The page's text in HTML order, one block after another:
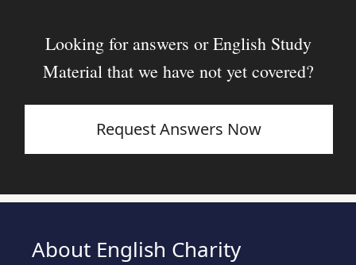
Looking for answers or English Study
Material that we have not yet covered?
Request Answers Now
About English Charity